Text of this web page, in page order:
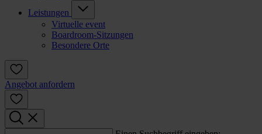
Leistungen
Virtuelle event
Boardroom-Sitzungen
Besondere Orte
Angebot anfordern